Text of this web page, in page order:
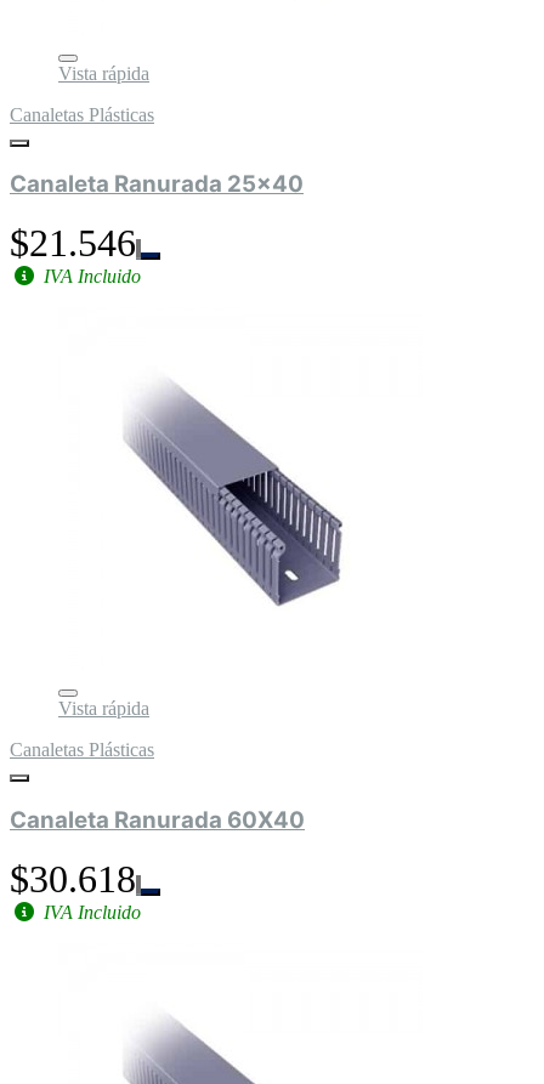
Vista rápida
Canaletas Plásticas
Canaleta Ranurada 25x40
$21.546
IVA Incluido
Vista rápida
Canaletas Plásticas
Canaleta Ranurada 60X40
$30.618
IVA Incluido